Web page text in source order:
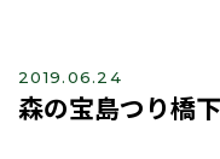
2019.06.24
森の宝島つり橋